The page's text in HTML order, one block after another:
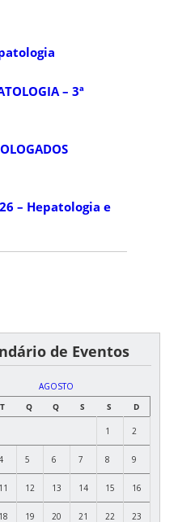
– 3ª
– Hepatologia e
de Eventos
AGOSTO
T Q Q S S D
1 2
5 6 7 8 9
11 12 13 14 15 16
18 19 20 21 22 23